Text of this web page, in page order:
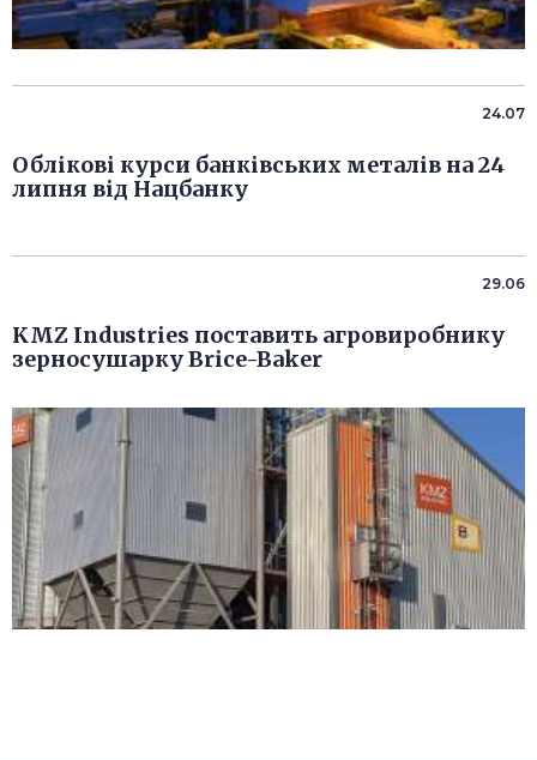
24.07
Облікові курси банківських металів на 24
липня від Нацбанку
29.06
KMZ Industries поставить агровиробнику
зерносушарку Brice-Baker